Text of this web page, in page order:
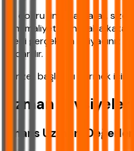
En doğru finansal karar, size
tüm maliyetleri hesaba
kredi gerçekten ihtiyacınız
kadardır.
Benzer başlıkları görmek için
Uzman Tavsiyeleri
Finans Uzmanı